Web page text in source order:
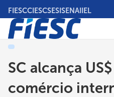
Pular
para
conteúdo
principal
FIESCCIESCSESISENAIIEL
SC alcança
comércio